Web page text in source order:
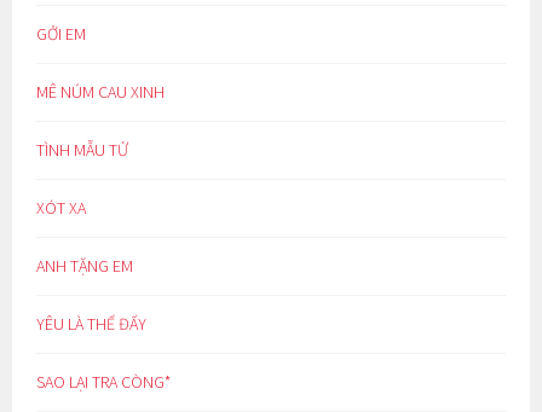
GỞI EM
MÊ NÚM CAU XINH
TÌNH MẪU TỬ
XÓT XA
ANH TẶNG EM
YÊU LÀ THẾ ĐẤY
SAO LẠI TRA CÒNG*